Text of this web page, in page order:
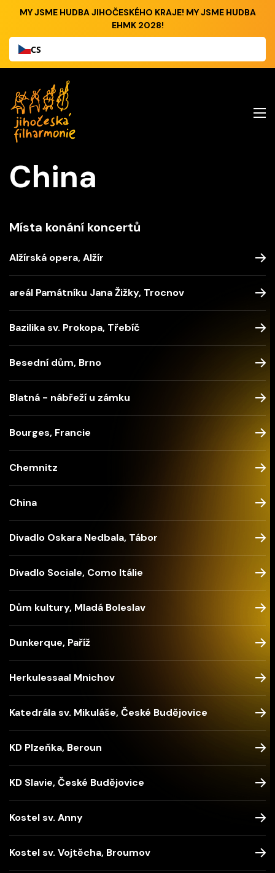
MY JSME HUDBA JIHOČESKÉHO KRAJE! MY JSME HUDBA
EHMK 2028!
CS
China
Místa konání koncertů
Alžírská opera, Alžír
areál Památníku Jana Žižky, Trocnov
Bazilika sv. Prokopa, Třebíč
Besední dům, Brno
Blatná - nábřeží u zámku
Bourges, Francie
Chemnitz
China
Divadlo Oskara Nedbala, Tábor
Divadlo Sociale, Como Itálie
Dům kultury, Mladá Boleslav
Dunkerque, Paříž
Herkulessaal Mnichov
Katedrála sv. Mikuláše, České Budějovice
KD Plzeňka, Beroun
KD Slavie, České Budějovice
Kostel sv. Anny
Kostel sv. Vojtěcha, Broumov